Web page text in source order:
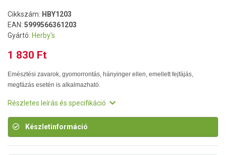
Cikkszám: HBY1203
EAN: 5999566361203
Gyártó: Herby's
1 830 Ft
Emésztési zavarok, gyomorrontás, hányinger ellen, emellett fejfájás,
megfázás esetén is alkalmazható.
Részletes leírás és specifikáció
Készletinformáció